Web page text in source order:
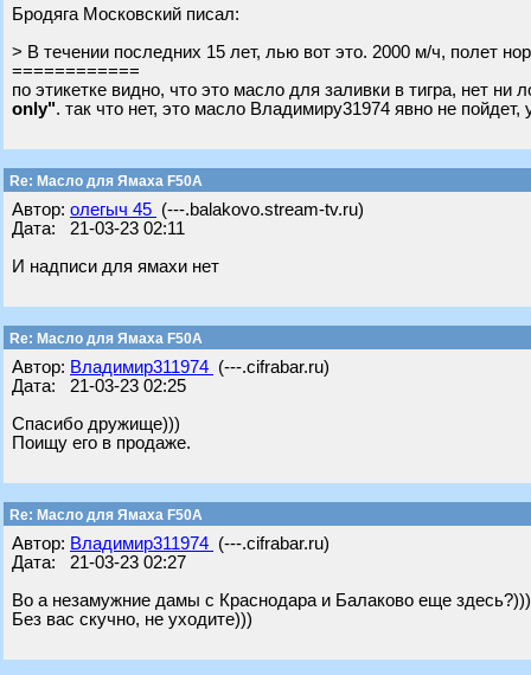
Бродяга Московский писал:
> В течении последних 15 лет, лью вот это. 2000 м/ч, полет
============
по этикетке видно, что это масло для заливки в тигра, нет ни
only". так что нет, это масло Владимиру31974 явно не
Re: Масло для Ямаха F50A
Автор: олегыч 45 (---.balakovo.stream-tv.ru)
Дата: 21-03-23 02:11
И надписи для ямахи нет
Re: Масло для Ямаха F50A
Автор: Владимир311974 (---.cifrabar.ru)
Дата: 21-03-23 02:25
Спасибо дружище)))
Поищу его в продаже.
Re: Масло для Ямаха F50A
Автор: Владимир311974 (---.cifrabar.ru)
Дата: 21-03-23 02:27
Во а незамужние дамы с Краснодара и Балаково еще здесь?)))
Без вас скучно, не уходите)))